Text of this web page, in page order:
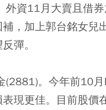
外資11月大賣且借
，加上郭台銘女兒
彈。
。 今年前10月
現更佳。目前股價